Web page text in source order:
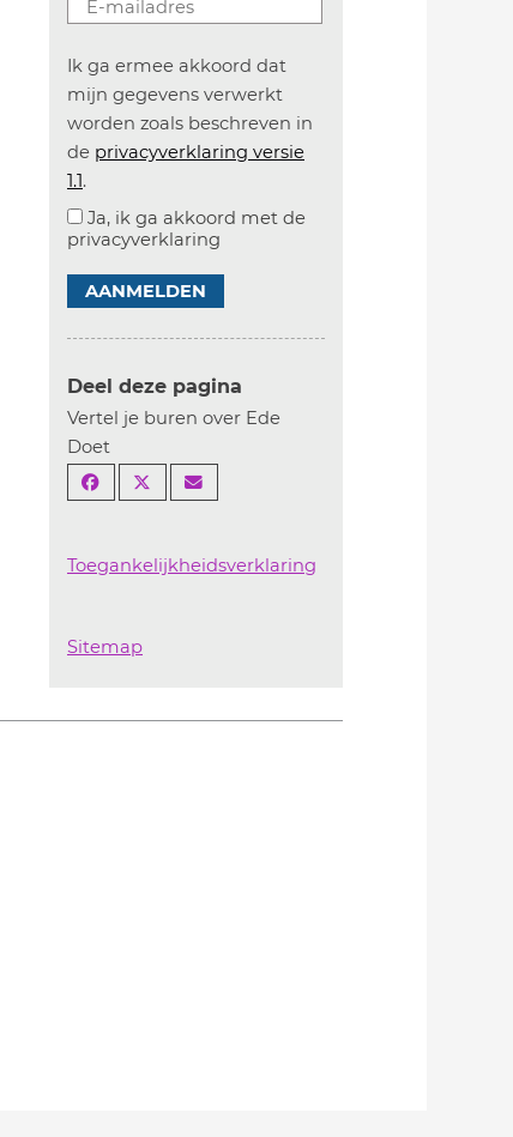
Ik ga ermee akkoord dat
mijn gegevens verwerkt
worden zoals beschreven in
de privacyverklaring versie
1.1.
Ja, ik ga akkoord met de
privacyverklaring
AANMELDEN
Deel deze pagina
Vertel je buren over Ede
Doet
Toegankelijkheidsverklaring
Sitemap